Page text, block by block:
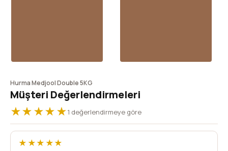
Hurma Medjool Double 5KG
Müşteri Değerlendirmeleri
★★★★★1 değerlendirmeye göre
★★★★★